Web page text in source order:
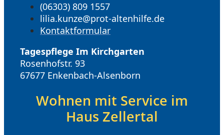
(06303) 809 1557
lilia.kunze@prot-altenhilfe.de
Kontaktformular
Tagespflege Im Kirchgarten
Rosenhofstr. 93
67677 Enkenbach-Alsenborn
Wohnen mit Service im
Haus Zellertal